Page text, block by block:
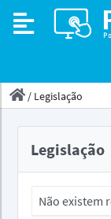
/ Legislação
Legislação
Não existem